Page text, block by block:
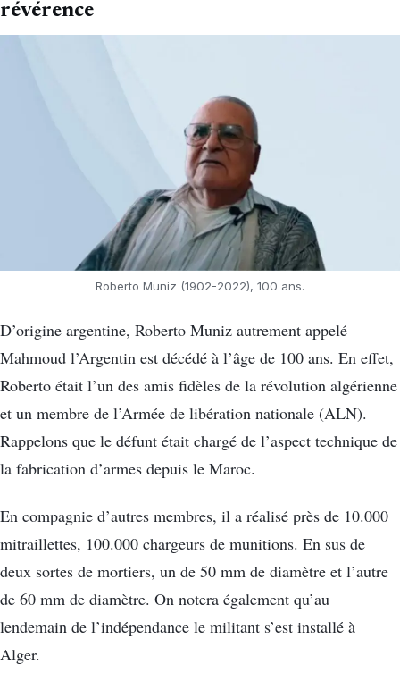
révérence
Roberto Muniz (1902-2022), 100 ans.
D’origine argentine, Roberto Muniz autrement appelé
Mahmoud l’Argentin est décédé à l’âge de 100 ans. En effet,
Roberto était l’un des amis fidèles de la révolution algérienne
et un membre de l’Armée de libération nationale (ALN).
Rappelons que le défunt était chargé de l’aspect technique de
la fabrication d’armes depuis le Maroc.
En compagnie d’autres membres, il a réalisé près de 10.000
mitraillettes, 100.000 chargeurs de munitions. En sus de
deux sortes de mortiers, un de 50 mm de diamètre et l’autre
de 60 mm de diamètre. On notera également qu’au
lendemain de l’indépendance le militant s’est installé à
Alger.